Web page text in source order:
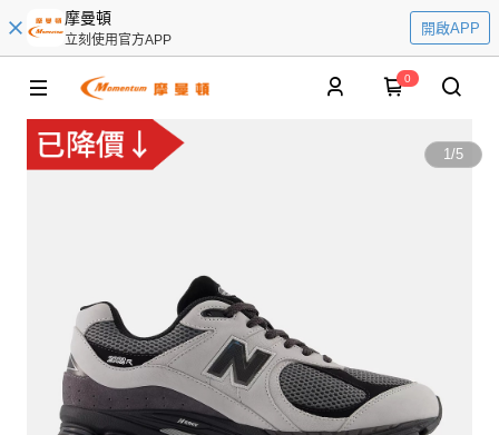
摩曼頓
立刻使用官方APP
開啟APP
0
1/5